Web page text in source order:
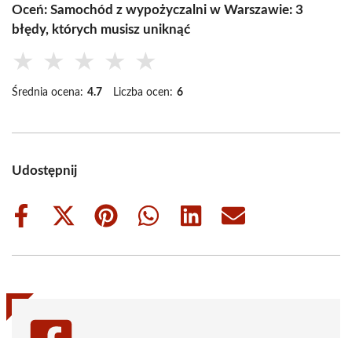
Oceń: Samochód z wypożyczalni w Warszawie: 3
błędy, których musisz uniknąć
★ ★ ★ ★ ★
Średnia ocena: 4.7 Liczba ocen: 6
Udostępnij
Share
Share
(Twitter)
Share
Share
Share
Share